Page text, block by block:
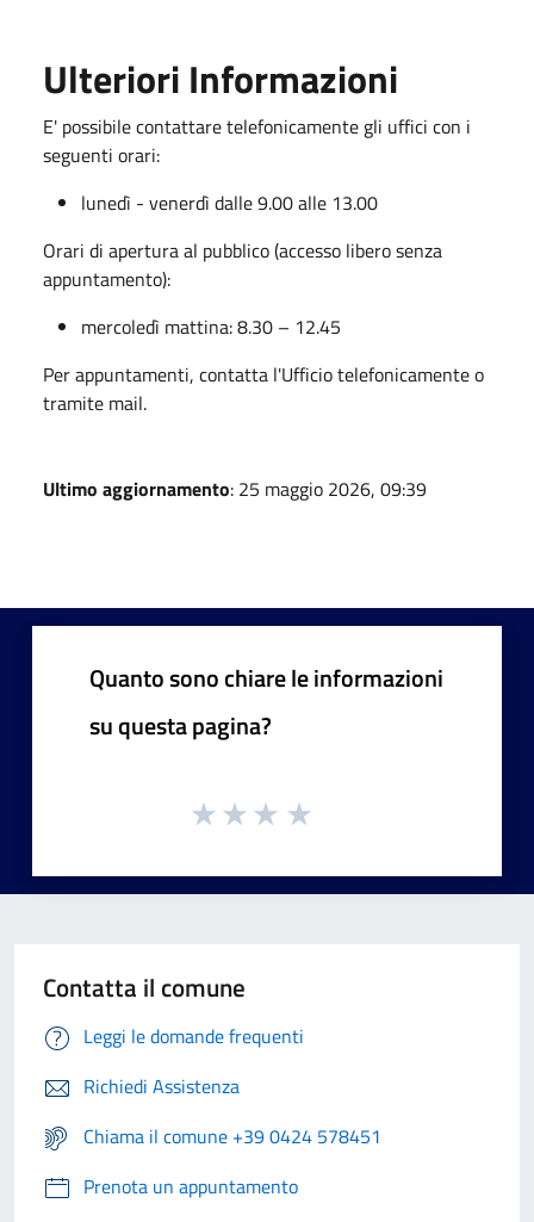
Ulteriori Informazioni
E' possibile contattare telefonicamente gli uffici con i
seguenti orari:
lunedì - venerdì dalle 9.00 alle 13.00
Orari di apertura al pubblico (accesso libero senza
appuntamento):
mercoledì mattina: 8.30 – 12.45
Per appuntamenti, contatta l'Ufficio telefonicamente o
tramite mail.
Ultimo aggiornamento: 25 maggio 2026, 09:39
Quanto sono chiare le informazioni
su questa pagina?
Contatta il comune
Leggi le domande frequenti
Richiedi Assistenza
Chiama il comune +39 0424 578451
Prenota un appuntamento